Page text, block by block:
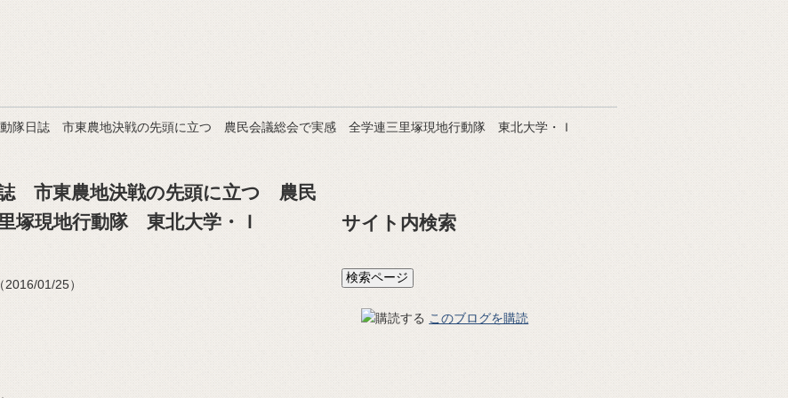
動隊日誌 市東農地決戦の先頭に立つ 農民会議総会で実感 全学連三里塚現地行動隊 東北大学・Ｉ
市東農地決戦の先頭に立つ 農民
塚現地行動隊 東北大学・Ｉ
01/25）
サイト内検索
このブログを購読